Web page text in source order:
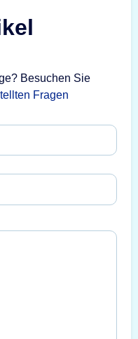
Besuchen Sie
Fragen